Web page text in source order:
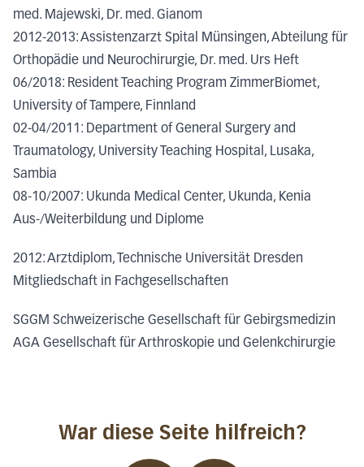
med. Majewski, Dr. med. Gianom
2012-2013: Assistenzarzt Spital Münsingen, Abteilung für
Orthopädie und Neurochirurgie, Dr. med. Urs Heft
06/2018: Resident Teaching Program ZimmerBiomet,
University of Tampere, Finnland
02-04/2011: Department of General Surgery and
Traumatology, University Teaching Hospital, Lusaka,
Sambia
08-10/2007: Ukunda Medical Center, Ukunda, Kenia
Aus-/Weiterbildung und Diplome
2012: Arztdiplom, Technische Universität Dresden
Mitgliedschaft in Fachgesellschaften
SGGM Schweizerische Gesellschaft für Gebirgsmedizin
AGA Gesellschaft für Arthroskopie und Gelenkchirurgie
War diese Seite hilfreich?